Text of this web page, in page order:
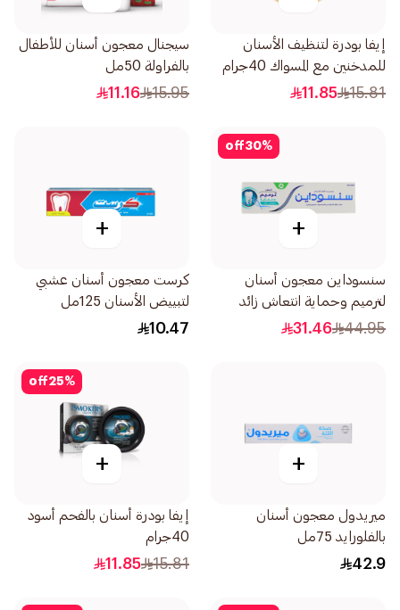
إيفا بودرة لتنظيف الأسنان
للمدخنين مع المسواك 40جرام
15.81
11.85
سيجنال معجون أسنان للأطفال
بالفراولة 50مل
15.95
11.16
30%
off
+
سنسوداين معجون أسنان
لترميم وحماية انتعاش زائد
75مل
44.95
31.46
+
كرست معجون أسنان عشبي
لتبييض الأسنان 125مل
10.47
+
ميريدول معجون أسنان
بالفلورايد 75مل
42.9
25%
off
+
إيفا بودرة أسنان بالفحم أسود
40جرام
15.81
11.85